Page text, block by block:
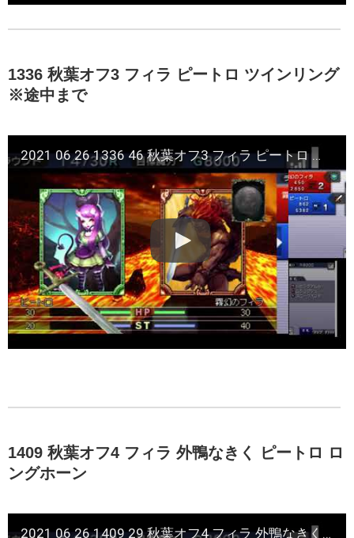
1336 秋葉オフ3 フィラ ピートロ ツインリング
※途中まで
2021 06 26 1336 46 秋葉オフ3 フィラ ピートロ ツインリング ※途中まで
1409 秋葉オフ4 フィラ 外鴨なきく ピートロ ロ
ングホーン
2021 06 26 1409 29 秋葉オフ4 フィラ 外鴨なきく ピートロ ロングホーン